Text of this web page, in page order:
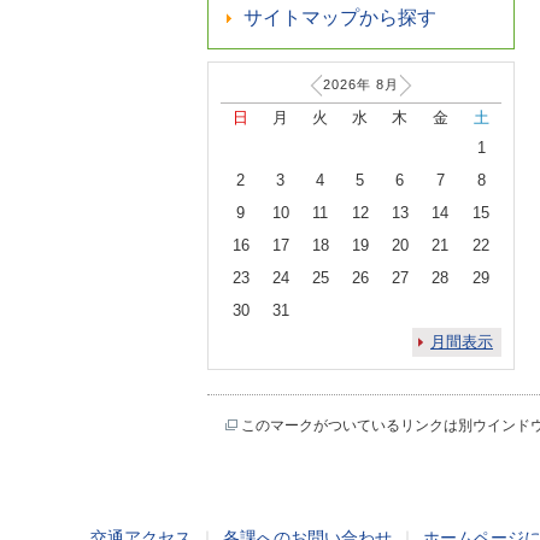
サイトマップから探す
2026年 8 月
日 月 火 水 木 金
土
1
2
3 4 5 6 7
8
9
10 11 12 13 14
15
16
17 18 19 20 21
22
23
24 25 26 27 28
29
30
31
月間表示
このマークがついているリンクは別ウインド